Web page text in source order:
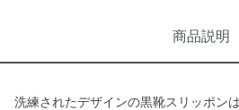
商品説明
洗練されたデザインの黒靴スリッポン